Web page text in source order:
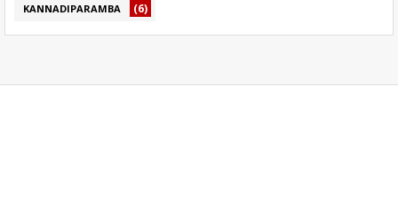
KANNADIPARAMBA (6)